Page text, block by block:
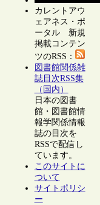
カレントアウ
ェアネス・ポ
ータル 新規
掲載コンテン
ツのRSS：
図書館関係雑
誌目次RSS集
（国内）
日本の図書
館・図書館情
報学関係情報
誌の目次を
RSSで配信し
ています。
このサイトに
ついて
サイトポリシ
ー